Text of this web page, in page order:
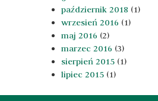
październik 2018 (1)
wrzesień 2016 (1)
maj 2016 (2)
marzec 2016 (3)
sierpień 2015 (1)
lipiec 2015 (1)